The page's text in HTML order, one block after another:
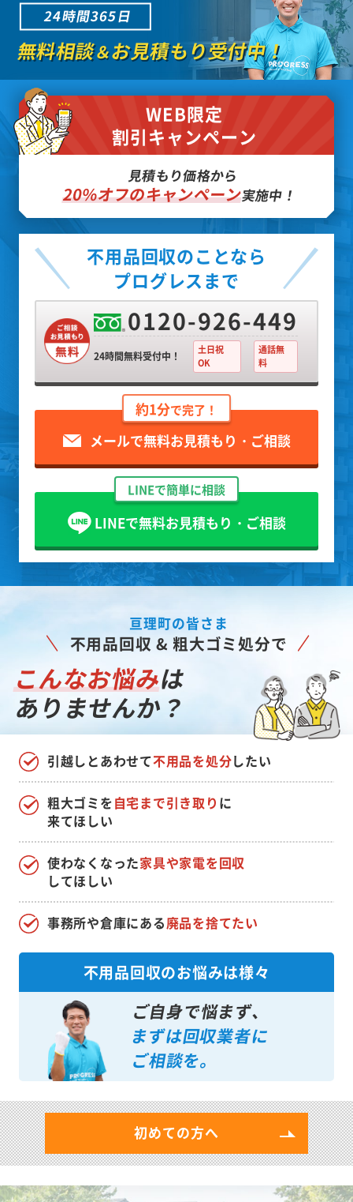
24時間365日
無料相談＆お見積もり受付中！
WEB限定
割引キャンペーン
見積もり価格から
20%オフのキャンペーン実施中！
不用品回収のことなら
プログレスまで
0120-926-449
24時間無料受付中！
土日祝
OK
通話無
料
約1分で完了！
メールで無料お見積もり・ご相談
LINEで簡単に相談
LINEで無料お見積もり・ご相談
亘理町の皆さま
不用品回収 & 粗大ゴミ処分で
こんなお悩みは
ありませんか？
引越しとあわせて不用品を処分したい
使わなくなった家具や家電を回収
してほしい
粗大ゴミを自宅まで引き取り に
来てほしい
事務所や倉庫にある廃品を捨てたい
不用品回収のお悩みは様々
ご自身で悩まず、
まずは回収業者に
ご相談を。
初めての方へ